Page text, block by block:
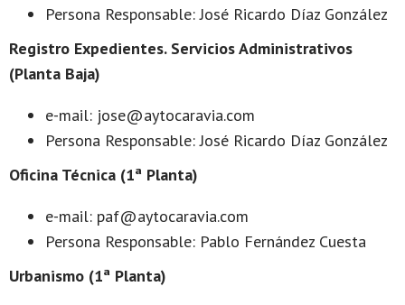
Persona Responsable: José Ricardo Díaz González
Registro Expedientes. Servicios Administrativos
(Planta Baja)
e-mail: jose@aytocaravia.com
Persona Responsable: José Ricardo Díaz González
Oficina Técnica (1ª Planta)
e-mail: paf@aytocaravia.com
Persona Responsable: Pablo Fernández Cuesta
Urbanismo (1ª Planta)